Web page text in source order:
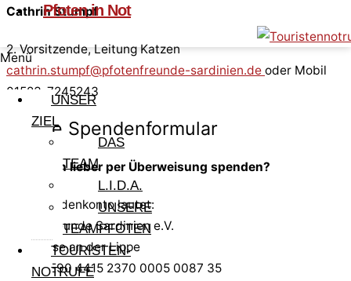
Pfoten in Not
Menü
UNSER
ZIEL
DAS
TEAM
L.I.D.A.
UNSERE
TEAMPFOTEN
TOURISTEN-
NOTRUFE
Cathrin Stumpf
2. Vorsitzende, Leitung Katzen
cathrin.stumpf@pfotenfreunde-sardinien.de oder Mobil
01523-7245243
Online Spendenformular
Sie wollen lieber per Überweisung spenden?
Das Spendenkonto lautet:
PfotenFreunde Sardinien e.V.
Sparkasse an der Lippe
IBAN: DE90 4415 2370 0005 0087 35